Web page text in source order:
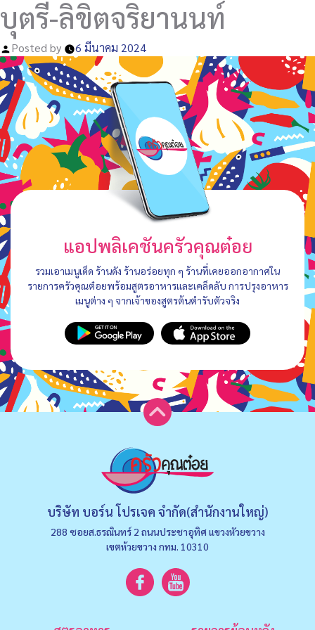
บุตรี-ลิขิตจริยานนท์
Posted by 6 มีนาคม 2024
แอปพลิเคชันครัวคุณต๋อย
รวมเอาเมนูเด็ด ร้านดัง ร้านอร่อยทุก ๆ ร้านที่เคยออกอากาศใน
รายการครัวคุณต๋อยพร้อมสูตรอาหารและเคล็ดลับ การปรุงอาหาร
เมนูต่าง ๆ จากเจ้าของสูตรต้นตำรับตัวจริง
บริษัท บอร์น โปรเจค จำกัด(สำนักงานใหญ่)
288 ซอยส.ธรณินทร์ 2 ถนนประชาอุทิศ แขวงหัวยขวาง
เขตห้วยขวาง กทม. 10310